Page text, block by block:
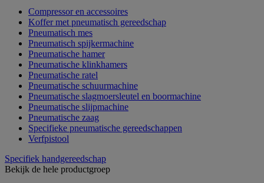
Compressor en accessoires
Koffer met pneumatisch gereedschap
Pneumatisch mes
Pneumatisch spijkermachine
Pneumatische hamer
Pneumatische klinkhamers
Pneumatische ratel
Pneumatische schuurmachine
Pneumatische slagmoersleutel en boormachine
Pneumatische slijpmachine
Pneumatische zaag
Specifieke pneumatische gereedschappen
Verfpistool
Specifiek handgereedschap
Bekijk de hele productgroep